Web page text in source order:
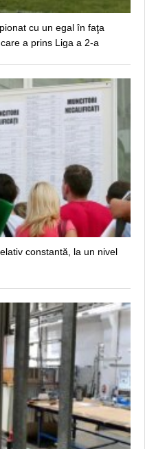
cu un egal în faţa
a prins Liga a 2-a
constantă, la un nivel